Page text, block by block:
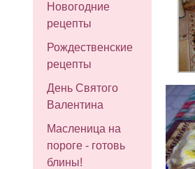
Новогодние
рецепты
Рождественские
рецепты
День Святого
Валентина
Масленица на
пороге - готовь
блины!